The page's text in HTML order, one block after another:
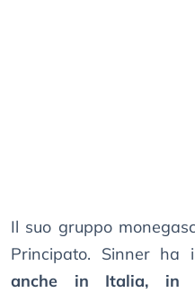
Il suo gruppo
Principato. Sinner ha
anche in Italia, in